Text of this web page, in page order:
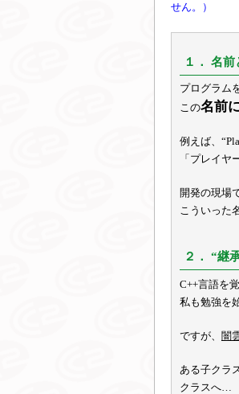
せん。）
１． 名
プログラム
この名前
例えば、
「プレイヤ
開発の現場
こういった
２． “継
C++言語を
私も勉強を
ですが、 闇
ある子クラ
クラスへ…